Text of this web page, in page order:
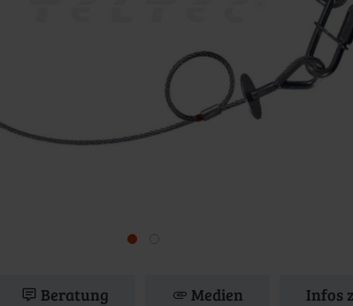
Beratung Medien Infos